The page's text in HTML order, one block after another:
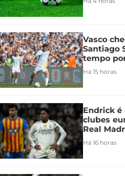
Vasco
Santiago
tempo
Há 15 horas
Endrick
clubes
Real
Há 16 horas